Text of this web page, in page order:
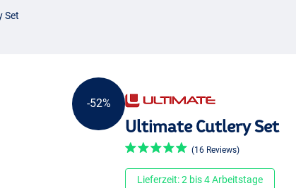
Set
-52%
Ultimate Cutlery Set
(16 Reviews)
Lieferzeit: 2 bis 4 Arbeitstage